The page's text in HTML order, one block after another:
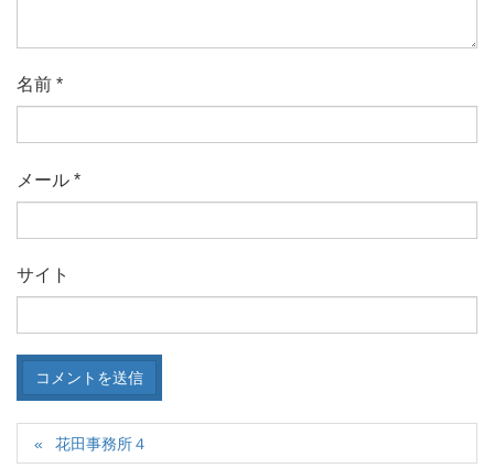
名前 *
メール *
サイト
花田事務所４